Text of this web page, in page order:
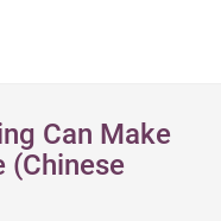
Can Make
(Chinese